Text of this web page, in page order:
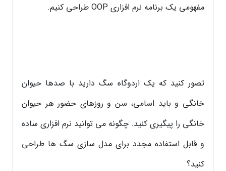
مفهومی یک برنامه نرم افزاری OOP طراحی کنیم.
تصور کنید که یک اردوگاه سگ دارید با صدها حیوان
خانگی و باید اسامی، سن و روزهای حضور هر حیوان
خانگی را پیگیری کنید. چگونه می توانید نرم افزاری ساده
و قابل استفاده مجدد برای مدل سازی سگ ها طراحی
کنید؟